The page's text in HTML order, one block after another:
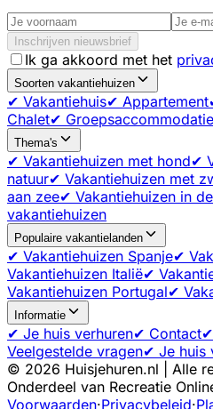
Inschrijven nieuwsbrief
Ik ga akkoord met het
Soorten vakantiehuizen
✔ Vakantiehuis✔ Appartement
Chalet✔ Groepsaccommodatie
Thema's
✔ Vakantiehuizen met hond✔
natuur✔ Vakantiehuizen met
aan zee✔ Vakantiehuizen in
vakantiehuizen
Populaire vakantielanden
✔ Vakantiehuizen Spanje✔
Vakantiehuizen Italië✔
Vakantiehuizen Portugal✔
Informatie
✔ Je huis verhuren✔ Contact
Veelgestelde vragen✔ Je huis
© 2026 Huisjehuren.nl | Alle
Onderdeel van Recreatie
Voorwaarden·Privacybeleid·